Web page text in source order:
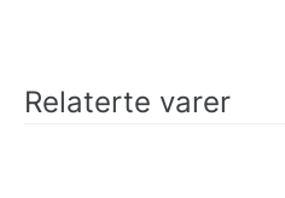
Relaterte varer